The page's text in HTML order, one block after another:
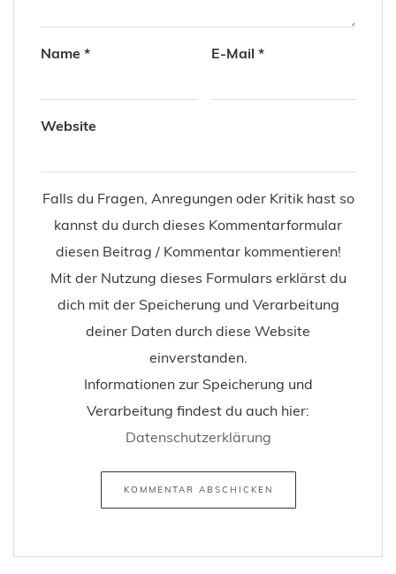
Name * E-Mail *
Website
Falls du Fragen, Anregungen oder Kritik hast so
kannst du durch dieses Kommentarformular
diesen Beitrag / Kommentar kommentieren!
Mit der Nutzung dieses Formulars erklärst du
dich mit der Speicherung und Verarbeitung
deiner Daten durch diese Website
einverstanden.
Informationen zur Speicherung und
Verarbeitung findest du auch hier:
Datenschutzerklärung